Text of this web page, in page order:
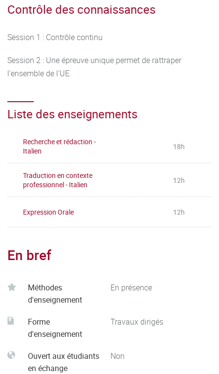
Contrôle des connaissances
Session 1 : Contrôle continu
Session 2 : Une épreuve unique permet de rattraper
l'ensemble de l'UE.
Liste des enseignements
Recherche et rédaction -
Italien
18h
Traduction en contexte
professionnel - Italien
12h
Expression Orale 12h
En bref
Méthodes
d'enseignement
En présence
Forme
d'enseignement
Travaux dirigés
Ouvert aux étudiants
en échange
Non